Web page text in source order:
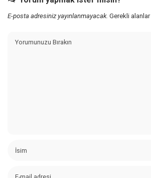
E-posta adresiniz yayınlanmayacak. Gerekli alanlar